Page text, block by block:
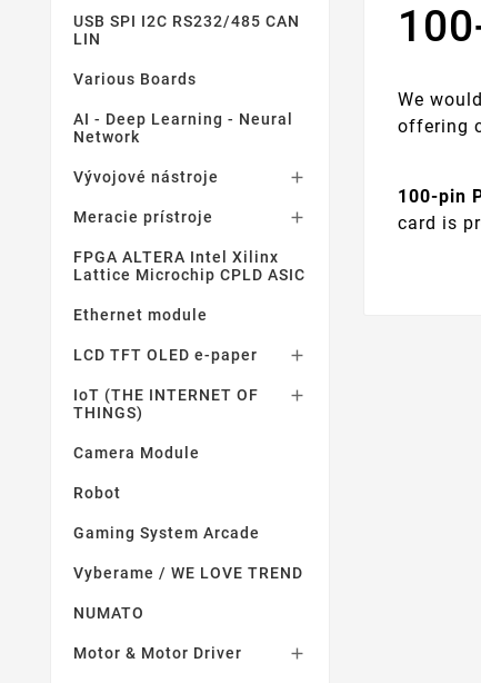
USB SPI I2C RS232/485 CAN
LIN
Various Boards
AI - Deep Learning - Neural
Network
Vývojové nástroje 
Meracie prístroje 
FPGA ALTERA Intel Xilinx
Lattice Microchip CPLD ASIC
Ethernet module
LCD TFT OLED e-paper 
IoT (THE INTERNET OF
THINGS)

Camera Module
Robot
Gaming System Arcade
Vyberame / WE LOVE TREND
NUMATO
Motor & Motor Driver 
We
offering
100-pin
card is